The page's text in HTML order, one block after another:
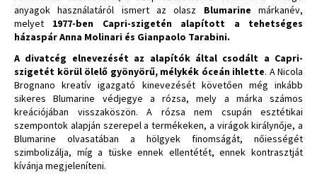
anyagok használatáról ismert az olasz Blumarine márkanév,
melyet 1977-ben Capri-szigetén alapított a tehetséges
házaspár Anna Molinari és Gianpaolo Tarabini.
A divatcég elnevezését az alapítók által csodált a Capri-
szigetét körül ölelő gyönyörű, mélykék óceán ihlette. A Nicola
Brognano kreatív igazgató kinevezését követően még inkább
sikeres Blumarine védjegye a rózsa, mely a márka számos
kreációjában visszaköszön. A rózsa nem csupán esztétikai
szempontok alapján szerepel a termékeken, a virágok királynője, a
Blumarine olvasatában a hölgyek finomságát, nőiességét
szimbolizálja, míg a tüske ennek ellentétét, ennek kontrasztját
kívánja megjeleníteni.